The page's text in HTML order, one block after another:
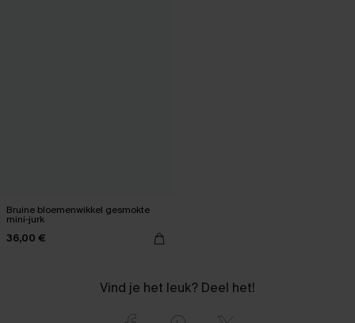
Bruine bloemenwikkel gesmokte
mini-jurk
36,00 €
Vind je het leuk? Deel het!